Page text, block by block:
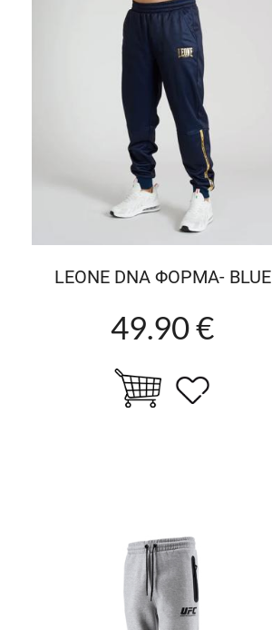
LEONE DNA ΦΟΡΜΑ- BLUE
49.90 €